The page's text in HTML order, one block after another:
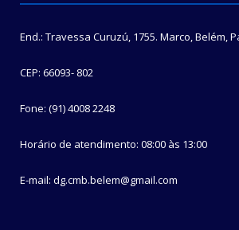
End.: Travessa Curuzú, 1755. Marco, Belém,
CEP: 66093- 802
Fone: (91) 4008 2248
Horário de atendimento: 08:00 às 13:00
E-mail: dg.cmb.belem@gmail.com